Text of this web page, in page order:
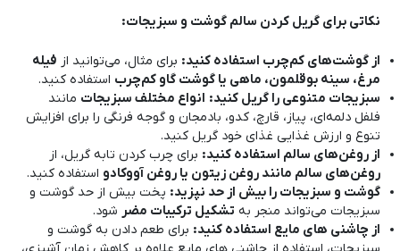
نکاتی برای گریل کردن سالم گوشت و سبزیجات:
از گوشت‌های کم‌چرب استفاده کنید: برای مثال، می‌توانید از فیله
مرغ، سینه بوقلمون، ماهی یا گوشت گاو کم‌چرب استفاده کنید.
سبزیجات متنوعی را گریل کنید: انواع مختلف سبزیجات مانند
فلفل دلمه‌ای، پیاز، قارچ، کدو، بادمجان و گوجه فرنگی را برای افزایش
تنوع و ارزش غذایی غذای خود گریل کنید.
از روغن‌های سالم استفاده کنید: برای چرب کردن تابه گریل، از
روغن‌های سالم مانند روغن زیتون یا روغن آووکادو استفاده کنید.
گوشت و سبزیجات را بیش از حد نپزید: پخت بیش از حد گوشت و
سبزیجات می‌تواند منجر به تشکیل ترکیبات مضر شود.
از چاشنی های مایع استفاده کنید: برای طعم دادن به گوشت و